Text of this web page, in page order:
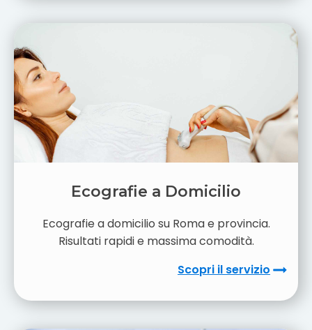
Ecografie a Domicilio
Ecografie a domicilio su Roma e provincia.
Risultati rapidi e massima comodità.
Scopri il servizio